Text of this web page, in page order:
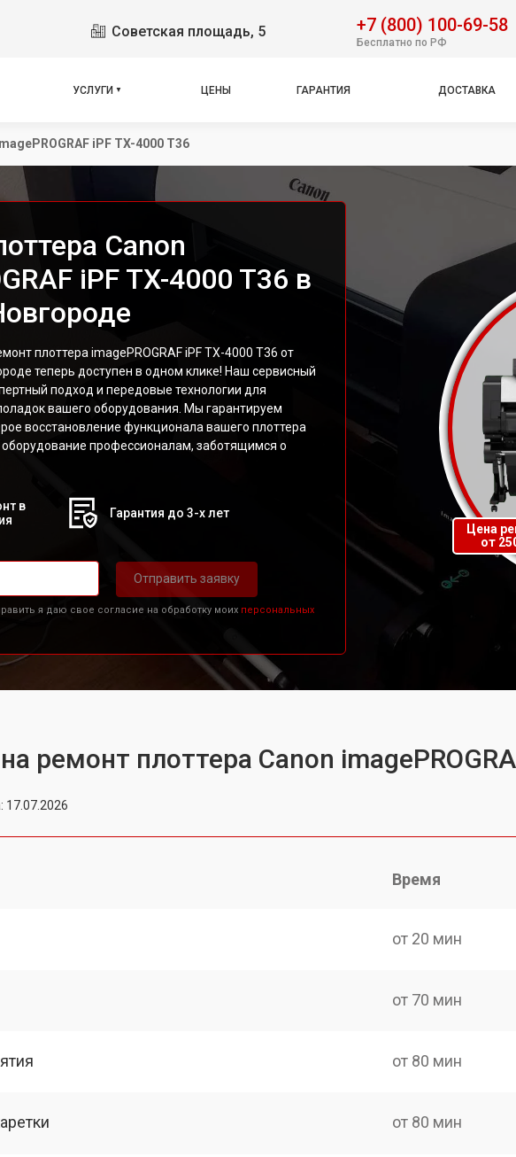
Советская площадь, 5 +7 (800) 100-69-58
Бесплатно по РФ
УСЛУГИ ЦЕНЫ ГАРАНТИЯ ДОСТАВКА
iPF TX-4000 T36
Canon
iPF TX-4000 T36 в
плоттера imagePROGRAF iPF TX-4000 T36 от
теперь доступен в одном клике! Наш сервисный
подход и передовые технологии для
вашего оборудования. Мы гарантируем
восстановление функционала вашего плоттера
профессионалам, заботящимся о
в
Гарантия до 3-х лет
Отправить заявку
я даю свое согласие на обработку моих персональных
Цена
от
ремонт плоттера Canon
17.07.2026
Время
от 20 мин
от 70 мин
от 80 мин
от 80 мин